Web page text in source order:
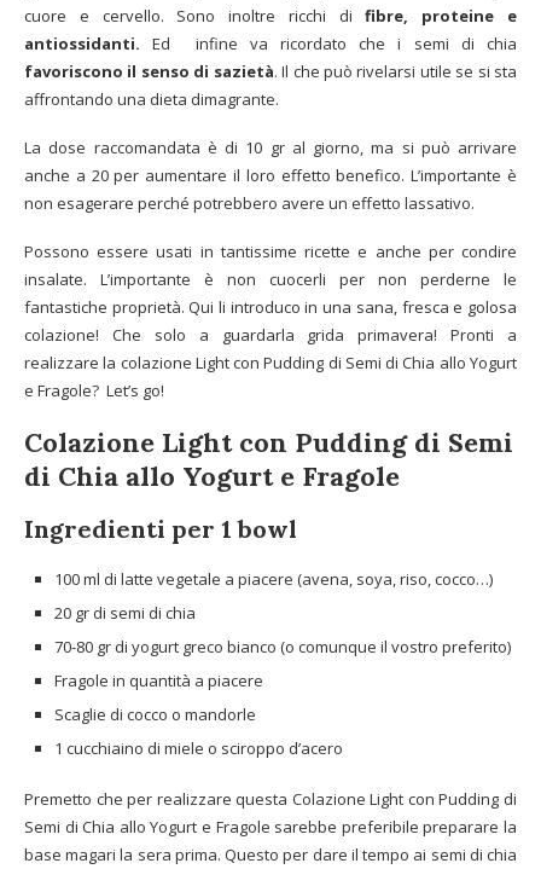
cuore e cervello. Sono inoltre ricchi difibre, proteine e
antiossidanti. Ed
infine va ricordato che i semi di chia
favoriscono il senso di sazietà. Il che può rivelarsi utile se si sta
affrontando una dieta dimagrante.
La dose raccomandata è di 10 gr al giorno, ma si può arrivare
anche a 20 per aumentare il loro effetto benefico. L’importante è
non esagerare perché potrebbero avere un effetto lassativo.
Possono essere usati in tantissime ricette e anche per condire
insalate. L’importante è non cuocerli per non perderne le
fantastiche proprietà. Qui li introduco in una sana, fresca e golosa
colazione! Che solo a guardarla grida primavera! Pronti a
realizzare la colazione Light con Pudding di Semi di Chia allo Yogurt
e Fragole? Let’s go!
Colazione Light con Pudding di Semi
di Chia allo Yogurt e Fragole
Ingredienti per 1 bowl
100 ml di latte vegetale a piacere (avena, soya, riso, cocco…)
20 gr di semi di chia
70-80 gr di yogurt greco bianco (o comunque il vostro preferito)
Fragole in quantità a piacere
Scaglie di cocco o mandorle
1 cucchiaino di miele o sciroppo d’acero
Premetto che per realizzare questa Colazione Light con Pudding di
Semi di Chia allo Yogurt e Fragole sarebbe preferibile preparare la
base magari la sera prima. Questo per dare il tempo ai semi di chia